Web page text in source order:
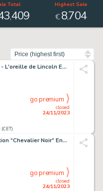
Total
,409
Highest Sale
€8,704
Les Tuniques Bleues - L'oreille de Lincoln Encre de...
closed
24/11/2023
go premium
Bob Morane - Opération “Chevalier Noir” Encre de Chine...
closed
24/11/2023
go premium